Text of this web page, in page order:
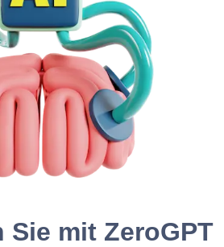
Sie mit ZeroGPT